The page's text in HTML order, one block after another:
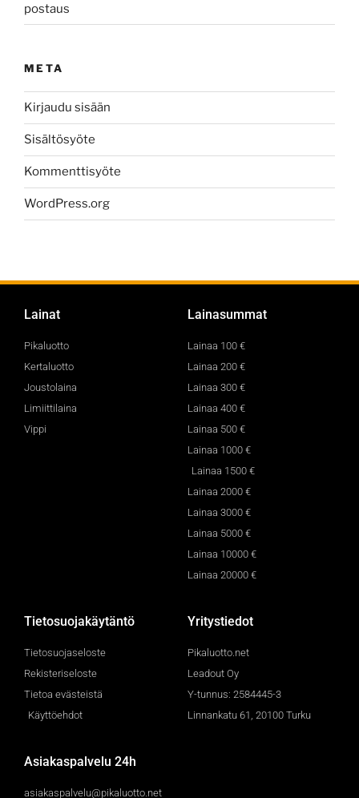
postaus
META
Kirjaudu sisään
Sisältösyöte
Kommenttisyöte
WordPress.org
Lainat
Pikaluotto
Kertaluotto
Joustolaina
Limiittilaina
Vippi
Lainasummat
Lainaa 100 €
Lainaa 200 €
Lainaa 300 €
Lainaa 400 €
Lainaa 500 €
Lainaa 1000 €
Lainaa 1500 €
Lainaa 2000 €
Lainaa 3000 €
Lainaa 5000 €
Lainaa 10000 €
Lainaa 20000 €
Tietosuojakäytäntö
Tietosuojaseloste
Rekisteriseloste
Tietoa evästeistä
Käyttöehdot
Yritystiedot
Pikaluotto.net
Leadout Oy
Y-tunnus: 2584445-3
Linnankatu 61, 20100 Turku
Asiakaspalvelu 24h
asiakaspalvelu@pikaluotto.net